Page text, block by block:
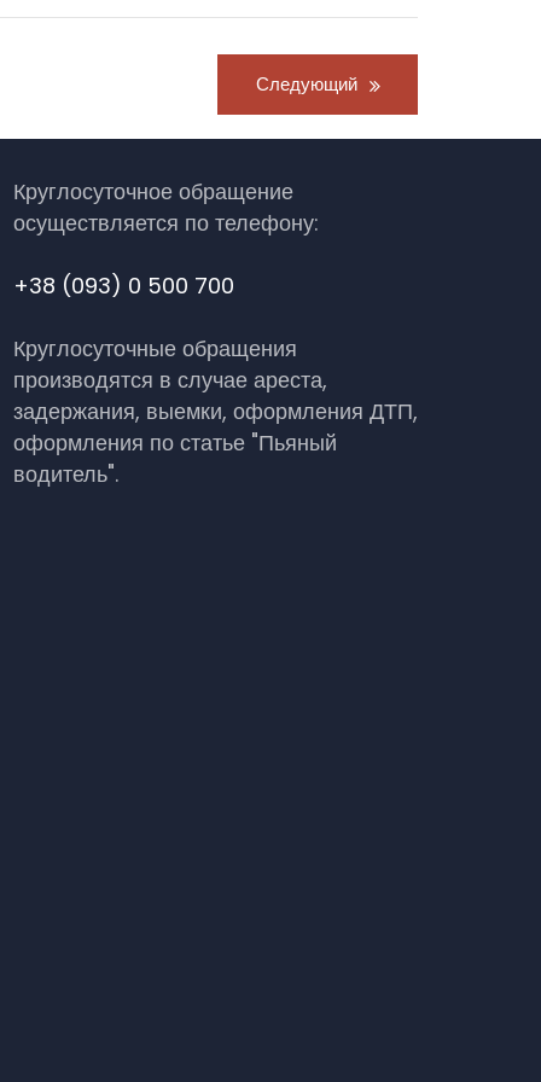
Следующий
Круглосуточное обращение
осуществляется по телефону:
+38 (093) 0 500 700
Круглосуточные обращения
производятся в случае ареста,
задержания, выемки, оформления ДТП,
оформления по статье "Пьяный
водитель".